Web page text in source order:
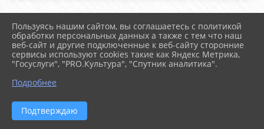
2026 г. uzhur-cks.ru
Вход
Карта сайта
Политика обработки персональных данных
Сделано на KubCMS
Пользуясь нашим сайтом, вы соглашаетесь с политикой
обработки персональных данных а также с тем что наш
веб-сайт и другие подключенные к веб-сайту сторонние
сервисы используют cookies такие как Яндекс Метрика,
"Госуслуги", "PRO.Культура", "Спутник аналитика".
Подробнее
Подтверждаю